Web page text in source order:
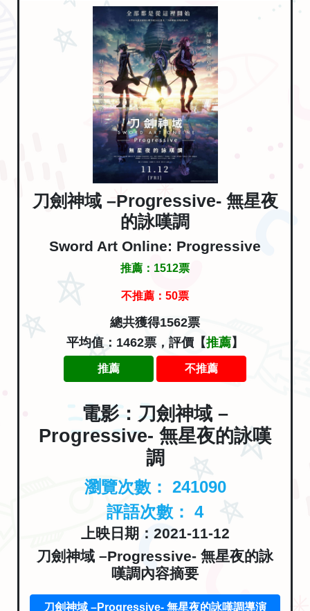
刀劍神域 –Progressive- 無星夜
的詠嘆調
Sword Art Online: Progressive
推薦： 1512票
不推薦： 50票
總共獲得1562票
平均值：1462票，評價【推薦】
推薦 不推薦
電影：刀劍神域 –
Progressive- 無星夜的詠嘆
調
瀏覽次數： 241090
評語次數： 4
上映日期：2021-11-12
刀劍神域 –Progressive- 無星夜的詠
嘆調內容摘要
刀劍神域 –Progressive- 無星夜的詠嘆調導演